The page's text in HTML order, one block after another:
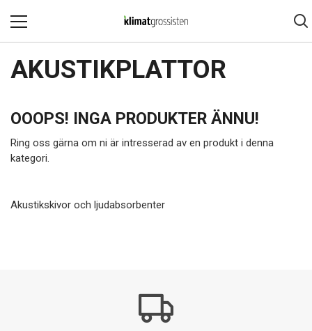
AKUSTIKPLATTOR
OOOPS! INGA PRODUKTER ÄNNU!
Ring oss gärna om ni är intresserad av en produkt i denna
kategori.
Akustikskivor och ljudabsorbenter